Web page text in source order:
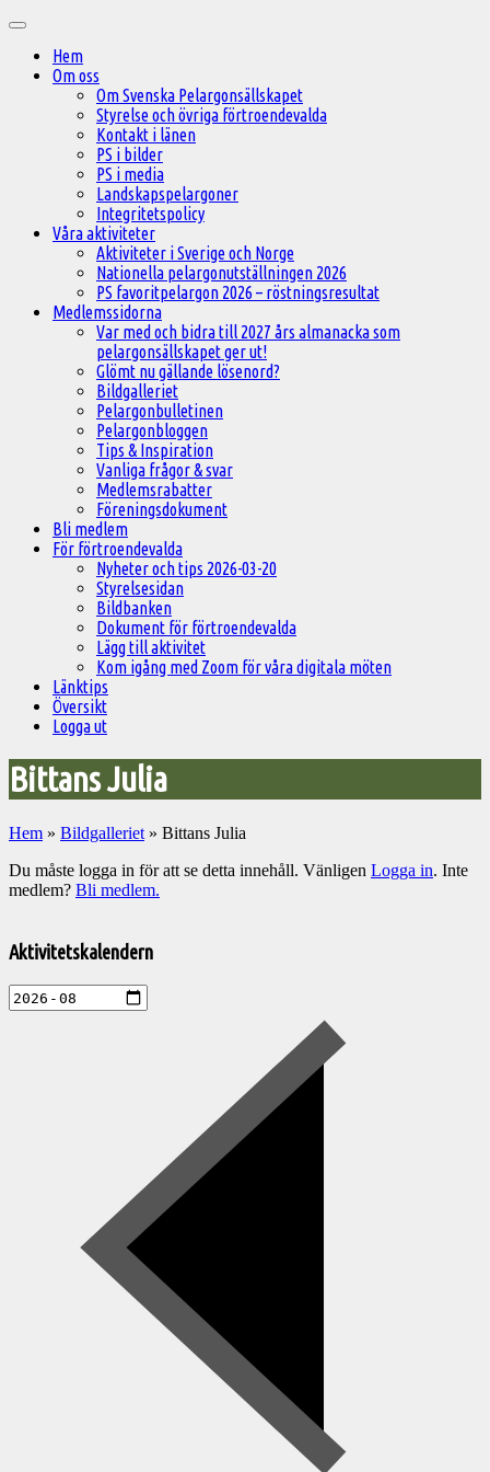
innehåll
Huvudmeny
Hem
Om oss
Om Svenska Pelargonsällskapet
Styrelse och övriga förtroendevalda
Kontakt i länen
PS i bilder
PS i media
Landskapspelargoner
Integritetspolicy
Våra aktiviteter
Aktiviteter i Sverige och Norge
Nationella pelargonutställningen 2026
PS favoritpelargon 2026 – röstningsresultat
Medlemssidorna
Var med och bidra till 2027 års almanacka som
pelargonsällskapet ger ut!
Glömt nu gällande lösenord?
Bildgalleriet
Pelargonbulletinen
Pelargonbloggen
Tips & Inspiration
Vanliga frågor & svar
Medlemsrabatter
Föreningsdokument
Bli medlem
För förtroendevalda
Nyheter och tips 2026-03-20
Styrelsesidan
Bildbanken
Dokument för förtroendevalda
Lägg till aktivitet
Kom igång med Zoom för våra digitala möten
Länktips
Översikt
Logga ut
Bittans Julia
Hem » Bildgalleriet » Bittans Julia
Du måste logga in för att se detta innehåll. Vänligen Logga in. Inte
medlem? Bli medlem.
till
aktiviteter
Aktivitetskalendern